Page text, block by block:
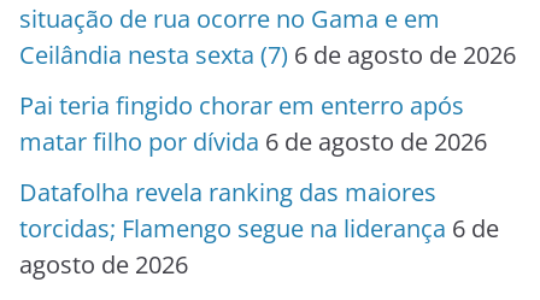
situação de rua ocorre no Gama e em
Ceilândia nesta sexta (7) 6 de agosto de 2026
Pai teria fingido chorar em enterro após
matar filho por dívida 6 de agosto de 2026
Datafolha revela ranking das maiores
torcidas; Flamengo segue na liderança 6 de
agosto de 2026